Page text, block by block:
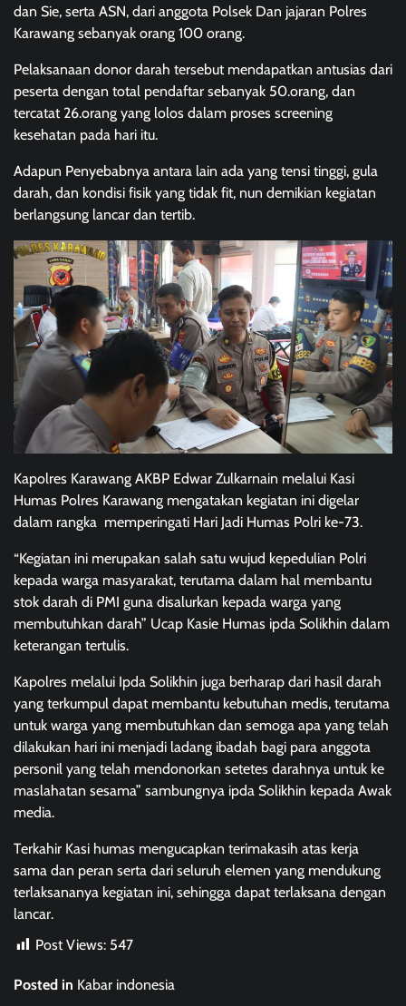
dan Sie, serta ASN, dari anggota Polsek Dan jajaran Polres
Karawang sebanyak orang 100 orang.
Pelaksanaan donor darah tersebut mendapatkan antusias dari
peserta dengan total pendaftar sebanyak 50.orang, dan
tercatat 26.orang yang lolos dalam proses screening
kesehatan pada hari itu.
Adapun Penyebabnya antara lain ada yang tensi tinggi, gula
darah, dan kondisi fisik yang tidak fit, nun demikian kegiatan
berlangsung lancar dan tertib.
Kapolres Karawang AKBP Edwar Zulkarnain melalui Kasi
Humas Polres Karawang mengatakan kegiatan ini digelar
dalam rangka memperingati Hari Jadi Humas Polri ke-73.
“Kegiatan ini merupakan salah satu wujud kepedulian Polri
kepada warga masyarakat, terutama dalam hal membantu
stok darah di PMI guna disalurkan kepada warga yang
membutuhkan darah” Ucap Kasie Humas ipda Solikhin dalam
keterangan tertulis.
Kapolres melalui Ipda Solikhin juga berharap dari hasil darah
yang terkumpul dapat membantu kebutuhan medis, terutama
untuk warga yang membutuhkan dan semoga apa yang telah
dilakukan hari ini menjadi ladang ibadah bagi para anggota
personil yang telah mendonorkan setetes darahnya untuk ke
maslahatan sesama” sambungnya ipda Solikhin kepada Awak
media.
Terkahir Kasi humas mengucapkan terimakasih atas kerja
sama dan peran serta dari seluruh elemen yang mendukung
terlaksananya kegiatan ini, sehingga dapat terlaksana dengan
lancar.
Post Views: 547
Posted in Kabar indonesia